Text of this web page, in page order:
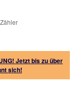
Jetzt bis zu über
sich!